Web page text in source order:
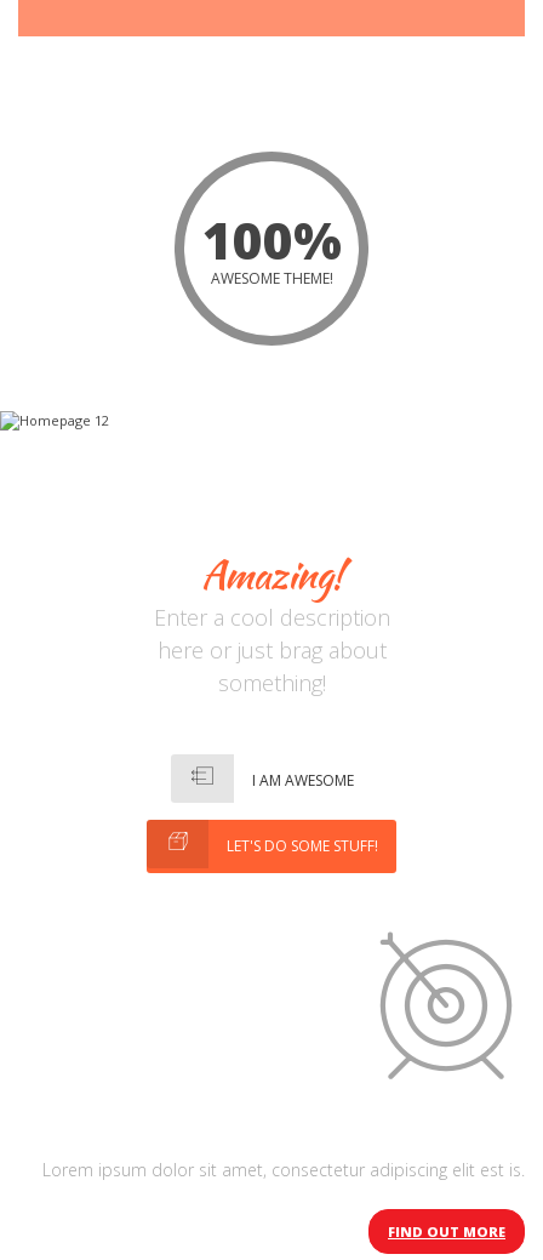
100%
AWESOME THEME!
Amazing!
Enter a cool description
here or just brag about
something!
I AM AWESOME
LET'S DO SOME STUFF!
Lorem ipsum dolor sit amet, consectetur adipiscing elit est is.
FIND OUT MORE